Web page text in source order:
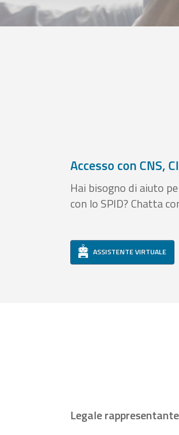
Accesso con CNS,
Hai bisogno di aiuto
con lo SPID? Chatta
ASSISTENTE VIRTUALE
Legale rappresentante